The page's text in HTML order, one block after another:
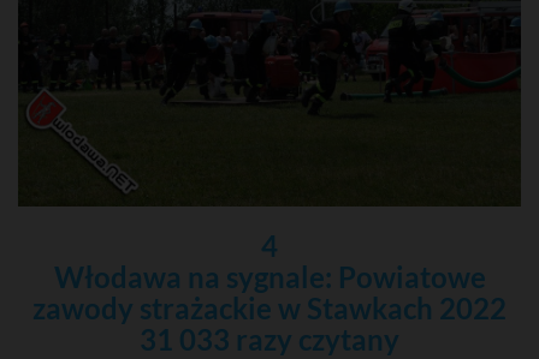
4
Włodawa na sygnale: Powiatowe
zawody strażackie w Stawkach 2022
31 033 razy czytany